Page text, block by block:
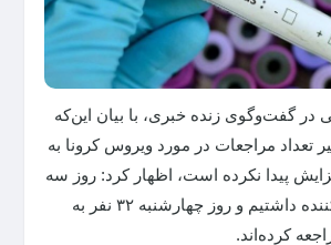
گفت‌وگوی زنده خبری، با بیان این‌که
اخیر تعداد مراجعات در مورد ویروس کرونا به
پیدا نکرده است، اظهار کرد: روز سه
شنبه ۴۵ مراجعه کننده داشتیم و روز چهارشنبه ۳۲ نفر به
کرده‌اند.